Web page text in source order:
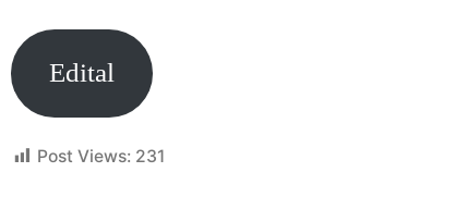
Edital
Post Views: 231